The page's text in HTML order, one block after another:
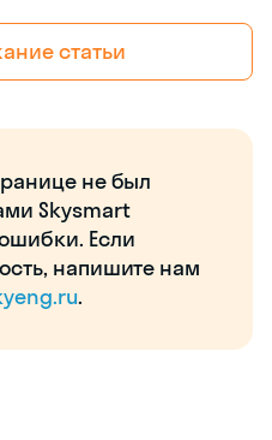
статьи
не был
Skysmart
Если
напишите нам
.